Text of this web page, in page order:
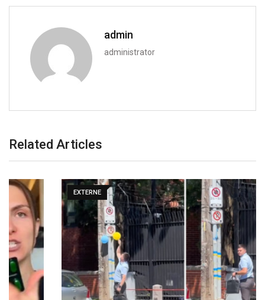
admin
administrator
Related Articles
EXTERNE